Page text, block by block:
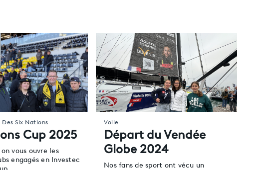
Des Six Nations
Cup 2025
vous ouvre les
engagés en Investec
Voile
Départ du Vendée
Globe 2024
Nos fans de sport ont vécu un